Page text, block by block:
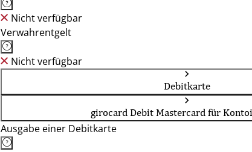
Nicht verfügbar
Verwahrentgelt
Nicht verfügbar
Debitkarte
girocard Debit Mastercard für
Ausgabe einer Debitkarte